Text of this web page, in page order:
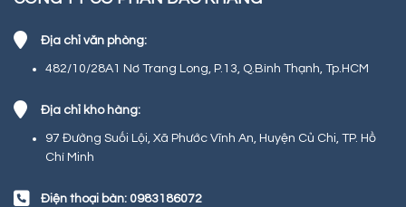
Địa chỉ văn phòng:
482/10/28A1 Nơ Trang Long, P.13, Q.Bình Thạnh, Tp.HCM
Địa chỉ kho hàng:
97 Đường Suối Lội, Xã Phước Vĩnh An, Huyện Củ Chi, TP. Hồ
Chí Minh
Điện thoại bàn: 0983186072